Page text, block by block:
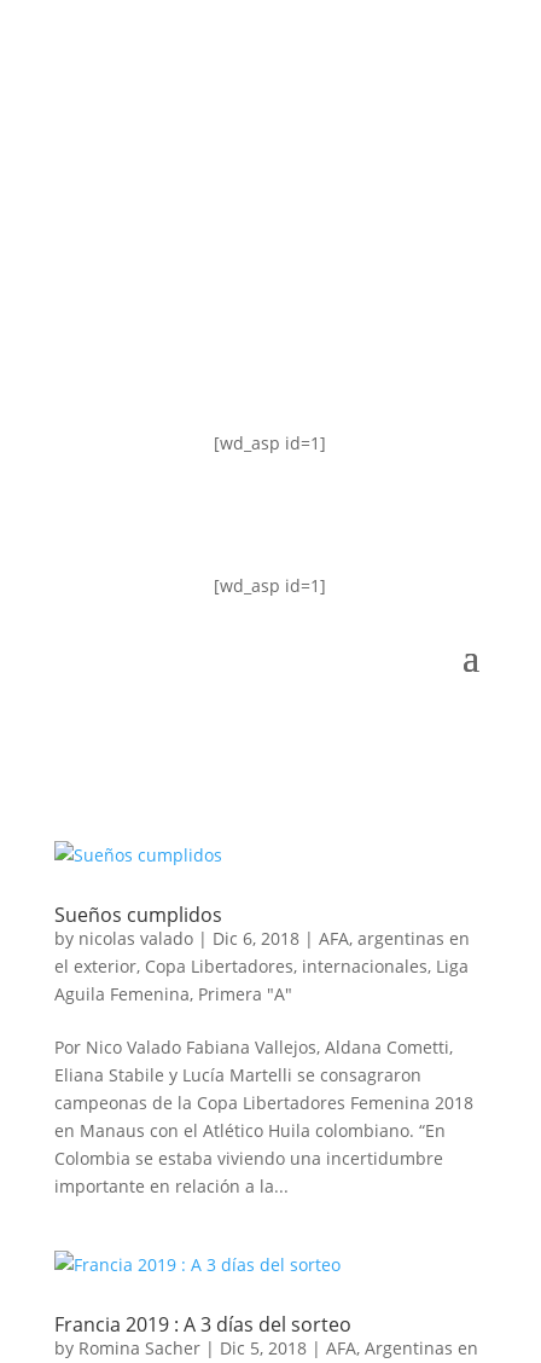
[wd_asp id=1]
[wd_asp id=1]
Sueños cumplidos
by nicolas valado| Dic 6, 2018| AFA, argentinas en
el exterior, Copa Libertadores, internacionales, Liga
Aguila Femenina, Primera "A"
Por Nico Valado Fabiana Vallejos, Aldana Cometti,
Eliana Stabile y Lucía Martelli se consagraron
campeonas de la Copa Libertadores Femenina 2018
en Manaus con el Atlético Huila colombiano. “En
Colombia se estaba viviendo una incertidumbre
importante en relación a la...
Francia 2019 : A 3 días del sorteo
by Romina Sacher| Dic 5, 2018| AFA, Argentinas en